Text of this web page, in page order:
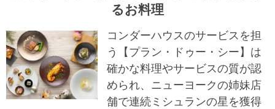
るお料理
コンダーハウスのサービスを担
う【プラン・ドゥー・シー】は
確かな料理やサービスの質が認
められ、ニューヨークの姉妹店
舗で連続ミシュランの星を獲得